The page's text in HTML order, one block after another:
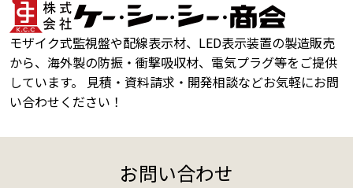
モザイク式監視盤や配線表示材、LED表示装置の製造販売
から、海外製の防振・衝撃吸収材、電気プラグ等をご提供
しています。 見積・資料請求・開発相談などお気軽にお問
い合わせください！
お問い合わせ